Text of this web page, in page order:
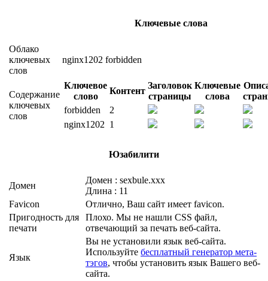
Ключевые слова
Облако
ключевых
слов
nginx1202 forbidden
Содержание
ключевых
слов
Ключевое
слово
Контент
Заголовок
страницы
Ключевые
слова
forbidden
2
nginx1202 1
Юзабилити
Домен
Домен : sexbule.xxx
Длина : 11
Favicon
Отлично, Ваш сайт имеет favicon.
Пригодность для
печати
Плохо. Мы не нашли CSS файл,
отвечающий за печать веб-сайта.
Язык
Вы не установили язык веб-сайта.
Используйте бесплатный генератор мета-
тэгов, чтобы установить язык Вашего веб-
сайта.